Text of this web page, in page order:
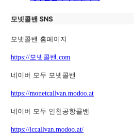
모넷콜밴 SNS
모넷콜밴 홈페이지
https://모넷콜밴.com
네이버 모두 모넷콜밴
https://monetcallvan.modoo.at
네이버 모두 인천공항콜밴
https://iccallvan.modoo.at/